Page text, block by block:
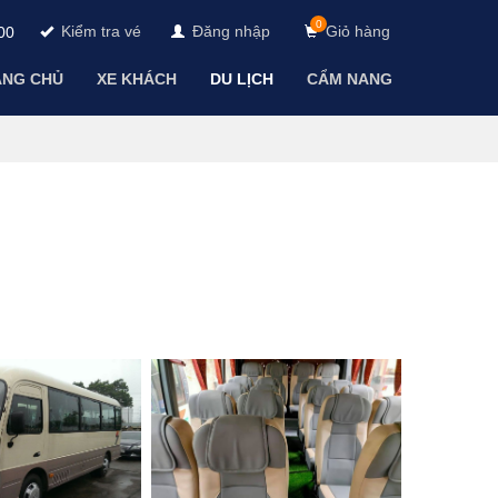
Kiểm tra vé Đăng nhập Giỏ hàng
0
CHỦ XE KHÁCH DU LỊCH CẨM NANG